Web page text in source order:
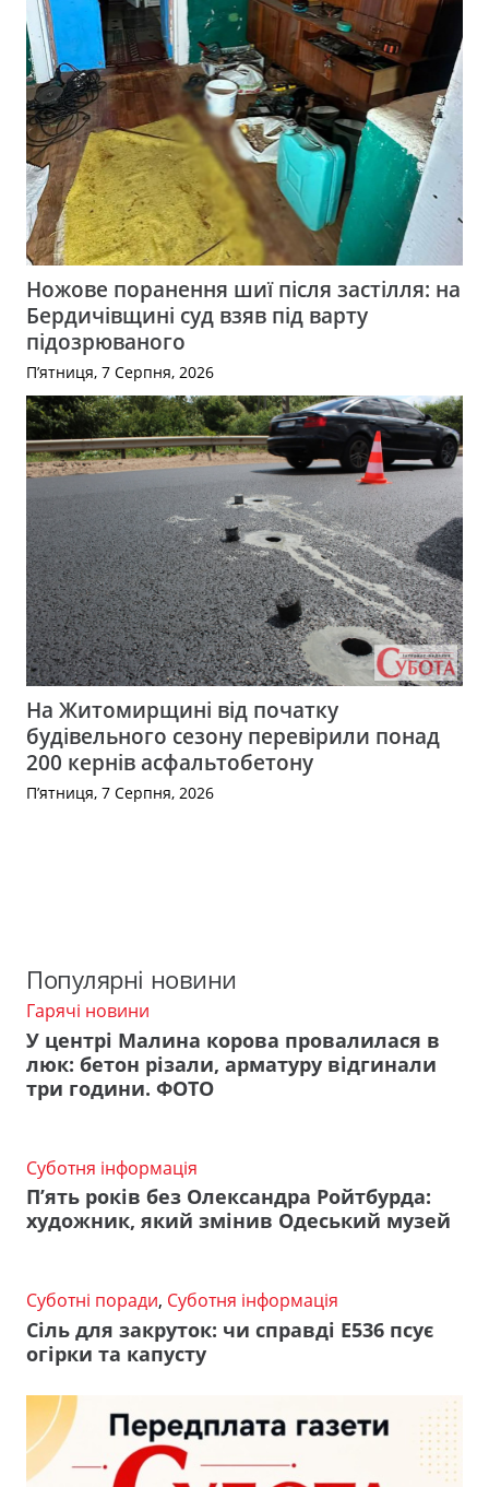
Ножове поранення шиї після застілля: на
Бердичівщині суд взяв під варту
підозрюваного
П’ятниця, 7 Серпня, 2026
На Житомирщині від початку
будівельного сезону перевірили понад
200 кернів асфальтобетону
П’ятниця, 7 Серпня, 2026
Популярні новини
Гарячі новини
У центрі Малина корова провалилася в
люк: бетон різали, арматуру відгинали
три години. ФОТО
Суботня інформація
П’ять років без Олександра Ройтбурда:
художник, який змінив Одеський музей
Суботні поради, Суботня інформація
Сіль для закруток: чи справді Е536 псує
огірки та капусту